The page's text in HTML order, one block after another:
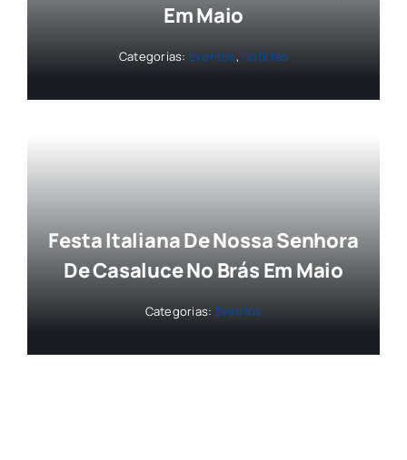
Em Maio
Categorias: Eventos, Notícias
Festa Italiana De Nossa Senhora
De Casaluce No Brás Em Maio
Categorias: Eventos